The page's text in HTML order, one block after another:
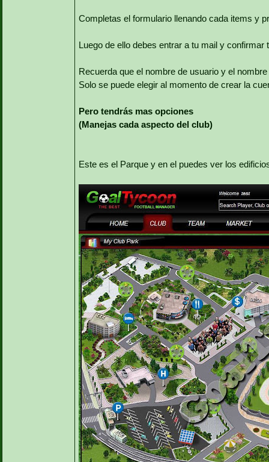
Completas el formulario llenando cada items y
Luego de ello debes entrar a tu mail y
Recuerda que el nombre de usuario y el
Solo se puede elegir al momento de crear la
Pero tendrás mas opciones
(Manejas cada aspecto del club)
Este es el Parque y en el puedes ver los